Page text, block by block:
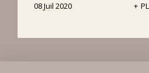
08 Juil 2020